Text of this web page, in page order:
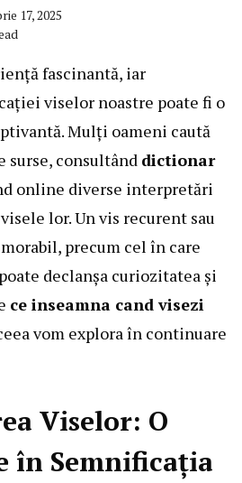
17, 2025
fascinantă, iar
viselor noastre poate fi o
Mulți oameni caută
surse, consultând dictionar
online diverse interpretări
lor. Un vis recurent sau
precum cel în care
declanșa curiozitatea și
ce inseamna cand visezi
vom explora în continuare
Viselor: O
în Semnificația